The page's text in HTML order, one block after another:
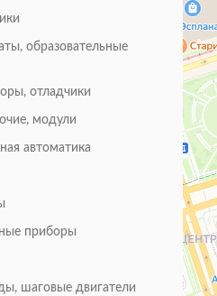
образовательные
отладчики
модули
автоматика
приборы
шаговые двигатели